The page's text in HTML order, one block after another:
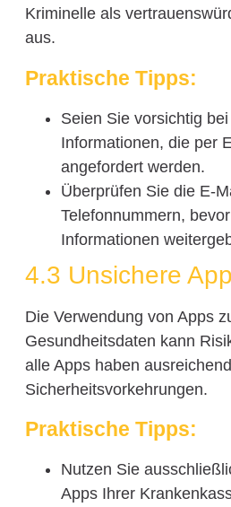
Kriminelle als
aus.
Praktische Tipps:
Seien Sie vorsichtig
Informationen, die per
angefordert werden.
Überprüfen Sie die E-
Telefonnummern,
Informationen
4.3 Unsichere
Die Verwendung von Apps
Gesundheitsdaten kann
alle Apps haben ausreichend
Sicherheitsvorkehrungen.
Praktische Tipps:
Nutzen Sie
Apps Ihrer